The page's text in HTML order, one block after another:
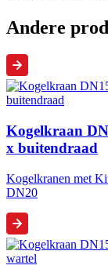
Andere
Kogelkraan
x buitendraad
Kogelkranen met
DN20